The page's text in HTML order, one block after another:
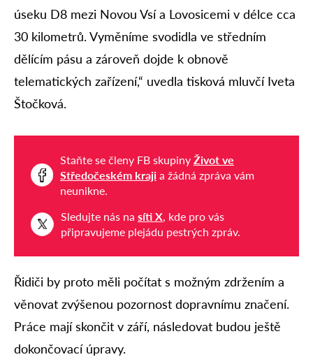
úseku D8 mezi Novou Vsí a Lovosicemi v délce cca
30 kilometrů. Vyměníme svodidla ve středním
dělícím pásu a zároveň dojde k obnově
telematických zařízení,“ uvedla tisková mluvčí Iveta
Štočková.
Staňte se členy FB skupiny Život ve
Středočeském kraji a žádná zpráva vám
neunikne.
Sledujte nás na síti X, kde pro vás
připravujeme plejádu pestrých zpráv.
Řidiči by proto měli počítat s možným zdržením a
věnovat zvýšenou pozornost dopravnímu značení.
Práce mají skončit v září, následovat budou ještě
dokončovací úpravy.